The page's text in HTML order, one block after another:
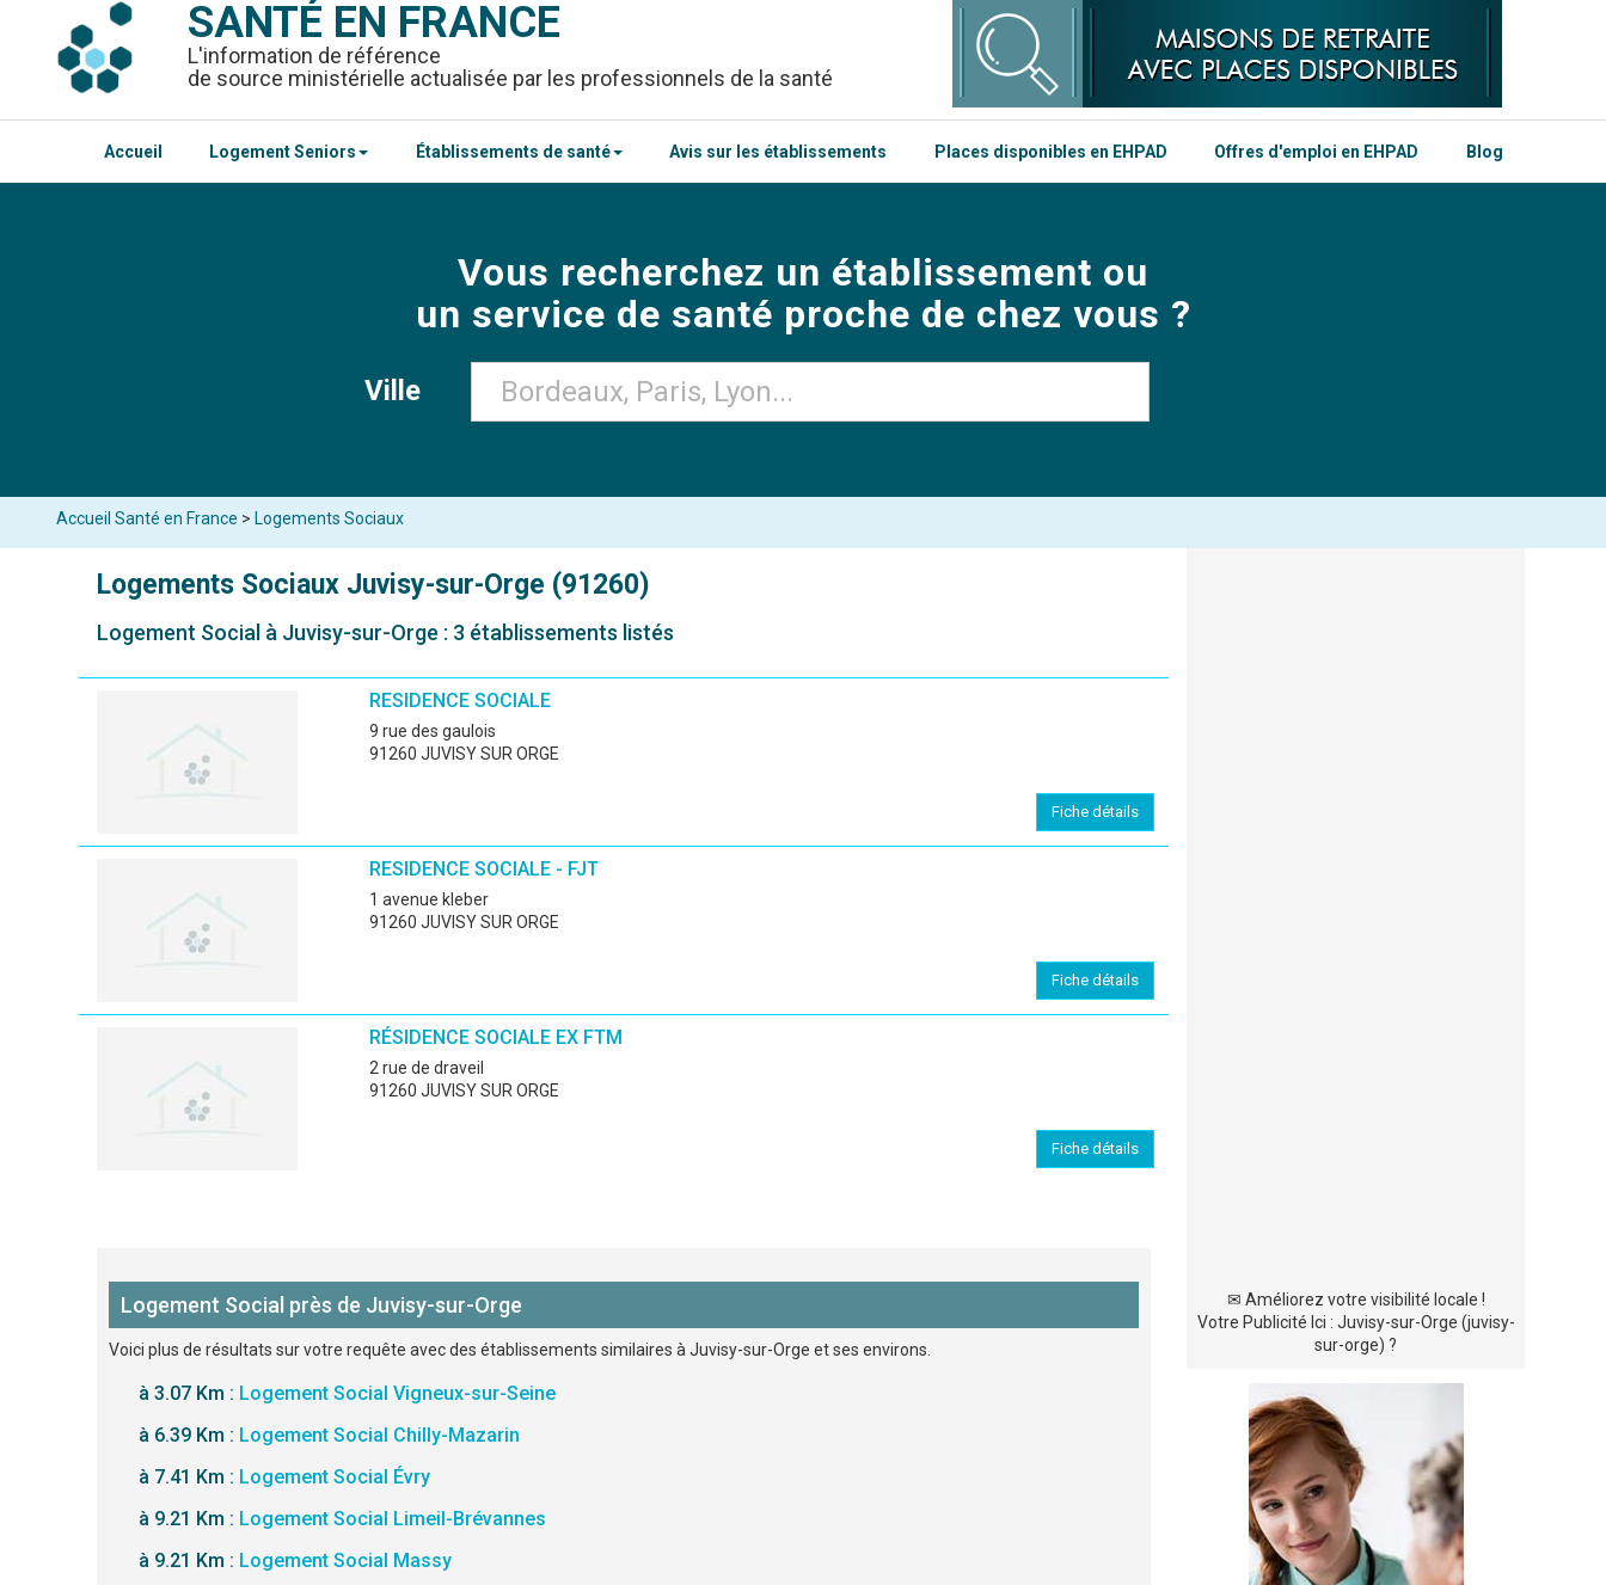
SANTÉ EN FRANCE
L'information de référence
de source ministérielle actualisée par les professionnels de la santé
Accueil Logement Seniors Établissements de santé Avis sur les établissements Places disponibles en EHPAD Offres d'emploi en EHPAD Blog
Vous recherchez un établissement ou
un service de santé proche de chez vous ?
Ville
Accueil Santé en France > Logements Sociaux
Logements Sociaux Juvisy-sur-Orge (91260)
Logement Social à Juvisy-sur-Orge : 3 établissements listés
RESIDENCE SOCIALE
9 rue des gaulois
91260 JUVISY SUR ORGE
Fiche détails
RESIDENCE SOCIALE - FJT
1 avenue kleber
91260 JUVISY SUR ORGE
Fiche détails
RÉSIDENCE SOCIALE EX FTM
2 rue de draveil
91260 JUVISY SUR ORGE
Fiche détails
Logement Social près de Juvisy-sur-Orge
Voici plus de résultats sur votre requête avec des établissements similaires à Juvisy-sur-Orge et ses environs.
à 3.07 Km : Logement Social Vigneux-sur-Seine
à 6.39 Km : Logement Social Chilly-Mazarin
à 7.41 Km : Logement Social Évry
à 9.21 Km : Logement Social Limeil-Brévannes
à 9.21 Km : Logement Social Massy
✉ Améliorez votre visibilité locale !
Votre Publicité Ici : Juvisy-sur-Orge (juvisy-
sur-orge) ?